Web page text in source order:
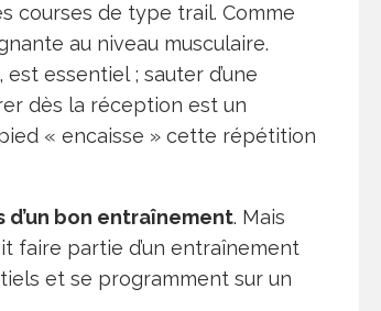
courses de type trail. Comme
au niveau musculaire.
essentiel ; sauter d’une
dès la réception est un
« encaisse » cette répétition
bon entraînement. Mais
faire partie d’un entraînement
et se programment sur un